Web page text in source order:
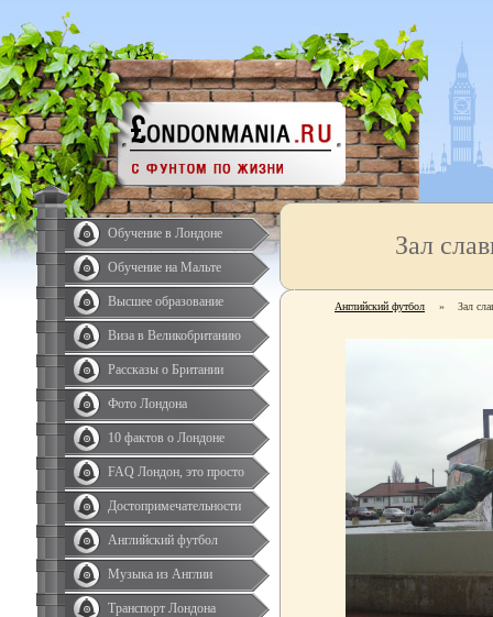
Обучение в Лондоне
Обучение на Мальте
Высшее образование
Виза в Великобританию
Рассказы о Британии
Фото Лондона
10 фактов о Лондоне
FAQ Лондон, это просто
Достопримечательности
Английский футбол
Музыка из Англии
Транспорт Лондона
Зал
Английский футбол » Зал